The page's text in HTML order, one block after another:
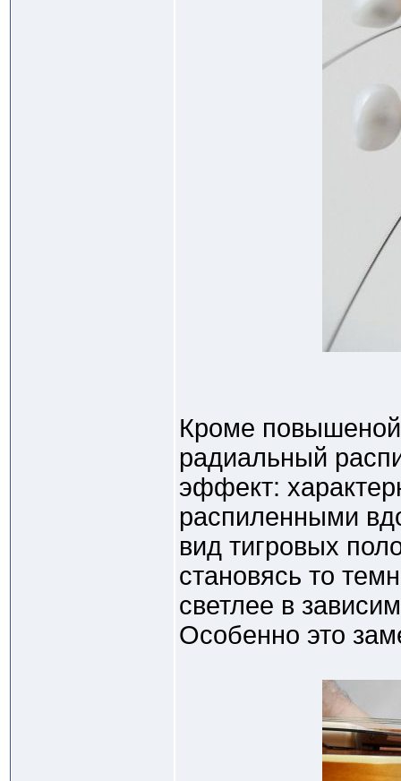
Кроме повышеной
радиальный
эффект:
распиленными
вид тигровых
становясь то
светлее в
Особенно это